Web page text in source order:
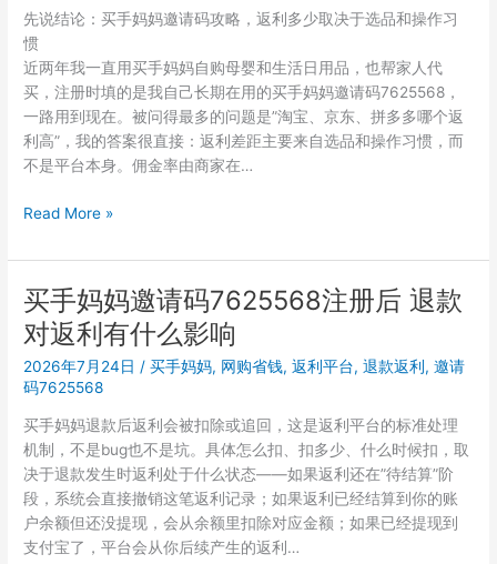
能
省
多
少
钱？
妈
妈
邀
请
7625568
自
返
两
年
省
了
多
少
钱
先说结论：买手妈妈邀请码攻略，返利多少取决于选品和操作习
惯
近两年我一直用买手妈妈自购母婴和生活日用品，也帮家人代
买，注册时填的是我自己长期在用的买手妈妈邀请码7625568，
一路用到现在。被问得最多的问题是”淘宝、京东、拼多多哪个返
利高”，我的答案很直接：返利差距主要来自选品和操作习惯，而
不是平台本身。佣金率由商家在…
带
没
时
间
上
班，
买
妈
妈
邀
请
码
7625568
Read More »
买手妈妈邀请码7625568注册后 退款
对返利有什么影响
2026年7月24日 /买手妈妈, 网购省钱,返利平台,退款返利,邀请
码7625568
买手妈妈退款后返利会被扣除或追回，这是返利平台的标准处理
机制，不是bug也不是坑。具体怎么扣、扣多少、什么时候扣，取
决于退款发生时返利处于什么状态——如果返利还在”待结算”阶
段，系统会直接撤销这笔返利记录；如果返利已经结算到你的账
户余额但还没提现，会从余额里扣除对应金额；如果已经提现到
支付宝了，平台会从你后续产生的返利…